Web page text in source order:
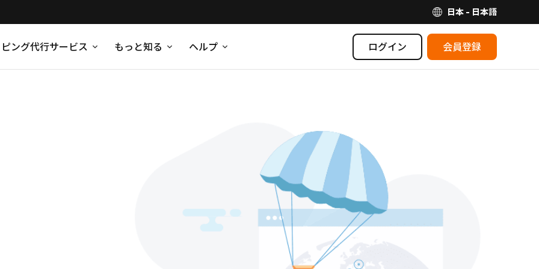
日本 - 日本語
ング代行サービス もっと知る ヘルプ ログイン 会員登録